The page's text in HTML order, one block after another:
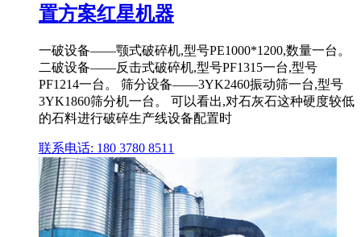
置方案红星机器
一破设备——颚式破碎机,型号PE1000*1200,数量一台。
二破设备——反击式破碎机,型号PF1315一台,型号
PF1214一台。 筛分设备——3YK2460振动筛一台,型号
3YK1860筛分机一台。 可以看出,对石灰石这种硬度较低
的石料进行破碎生产线设备配置时
联系电话: 180 3780 8511